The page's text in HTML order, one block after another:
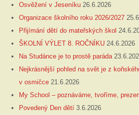
Osvěžení v Jeseníku 26.6.2026
Organizace školního roku 2026/2027
Přijímání dětí do mateřských škol
ŠKOLNÍ VÝLET 8. ROČNÍKU 24.6.2026
Na Studánce je to prostě paráda
Nejkrásnější pohled na svět je z
v osmičce 21.6.2026
My School – poznáváme, tvoříme,
Povedený Den dětí 3.6.2026